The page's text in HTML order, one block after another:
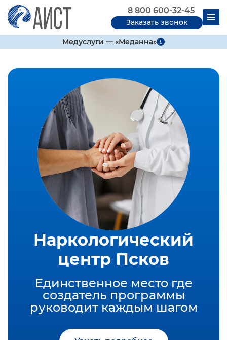
8 800 600-32-45
Заказать звонок
Медуслуги — «Меданна»
Наркологический
центр Псков
Единственное место где
создатель программы
руководит каждым шагом